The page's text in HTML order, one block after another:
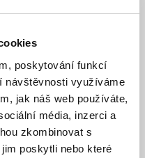
poskytování funkcí
návštěvnosti využíváme
jak náš web používáte,
média, inzerci a
zkombinovat s
poskytli nebo které